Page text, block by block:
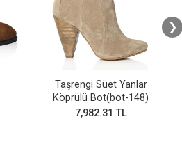
Taşrengi Süet Yanlar
Köprülü Bot(bot-148)
7,982.31 TL
❯